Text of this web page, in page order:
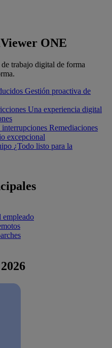
ONE
trabajo digital de forma
Gestión proactiva de
Una experiencia digital
Remediaciones
excepcional
¿Todo listo para la
empleado